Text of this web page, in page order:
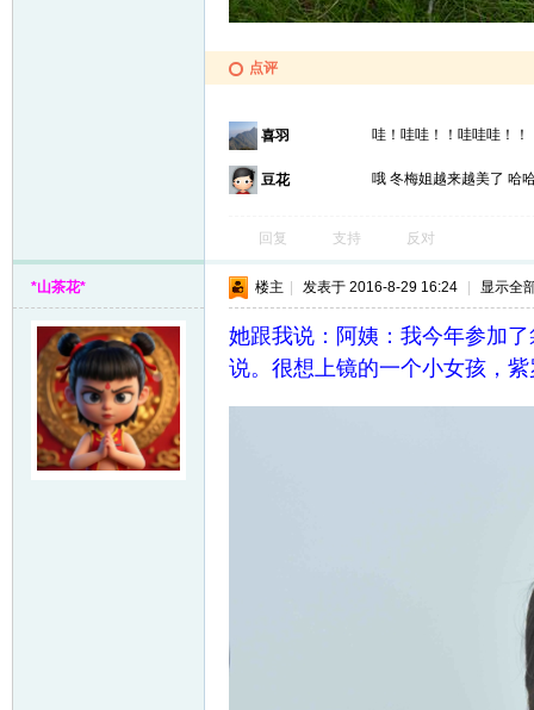
点评
喜羽 哇！哇哇！！哇哇哇！
豆花 哦 冬梅姐越来越美了 哈
回复 支持 反对
*山茶花* 楼主 发表于 2016-8-29 16:24 显示全
她跟我说：阿姨：我今年参加
说。很想上镜的一个小女孩，